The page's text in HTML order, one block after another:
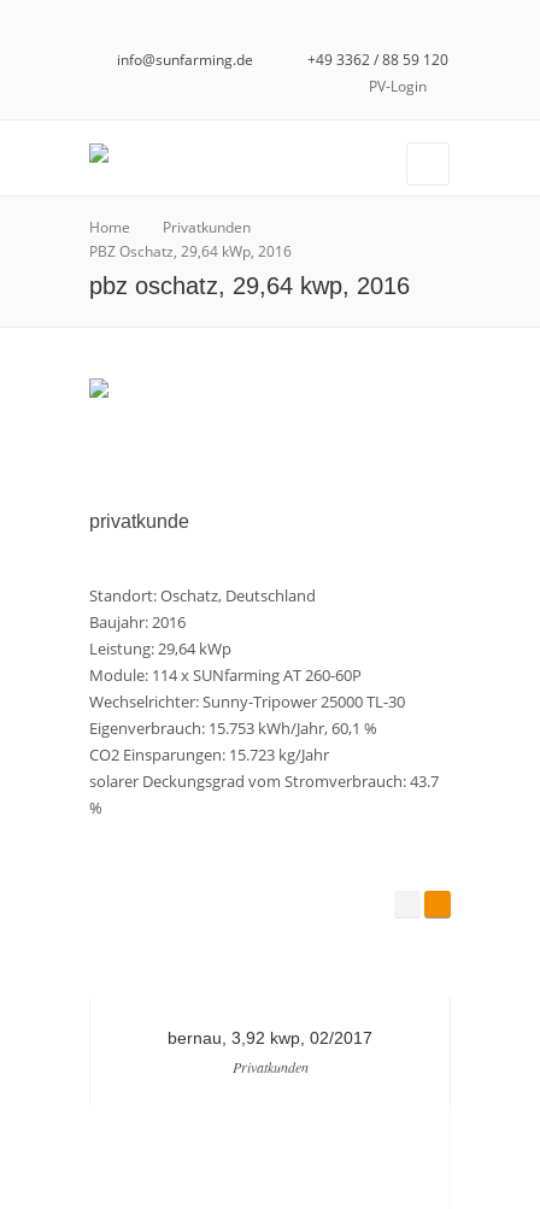
info@sunfarming.de
+49 3362 / 88 59 120
PV-Login
Home
Privatkunden
PBZ Oschatz, 29,64 kWp, 2016
pbz oschatz, 29,64 kwp, 2016
privatkunde
Standort: Oschatz, Deutschland
Baujahr: 2016
Leistung: 29,64 kWp
Module: 114 x SUNfarming AT 260-60P
Wechselrichter: Sunny-Tripower 25000 TL-30
Eigenverbrauch: 15.753 kWh/Jahr, 60,1 %
CO2 Einsparungen: 15.723 kg/Jahr
solarer Deckungsgrad vom Stromverbrauch: 43.7
%
bernau, 3,92 kwp, 02/2017
Privatkunden